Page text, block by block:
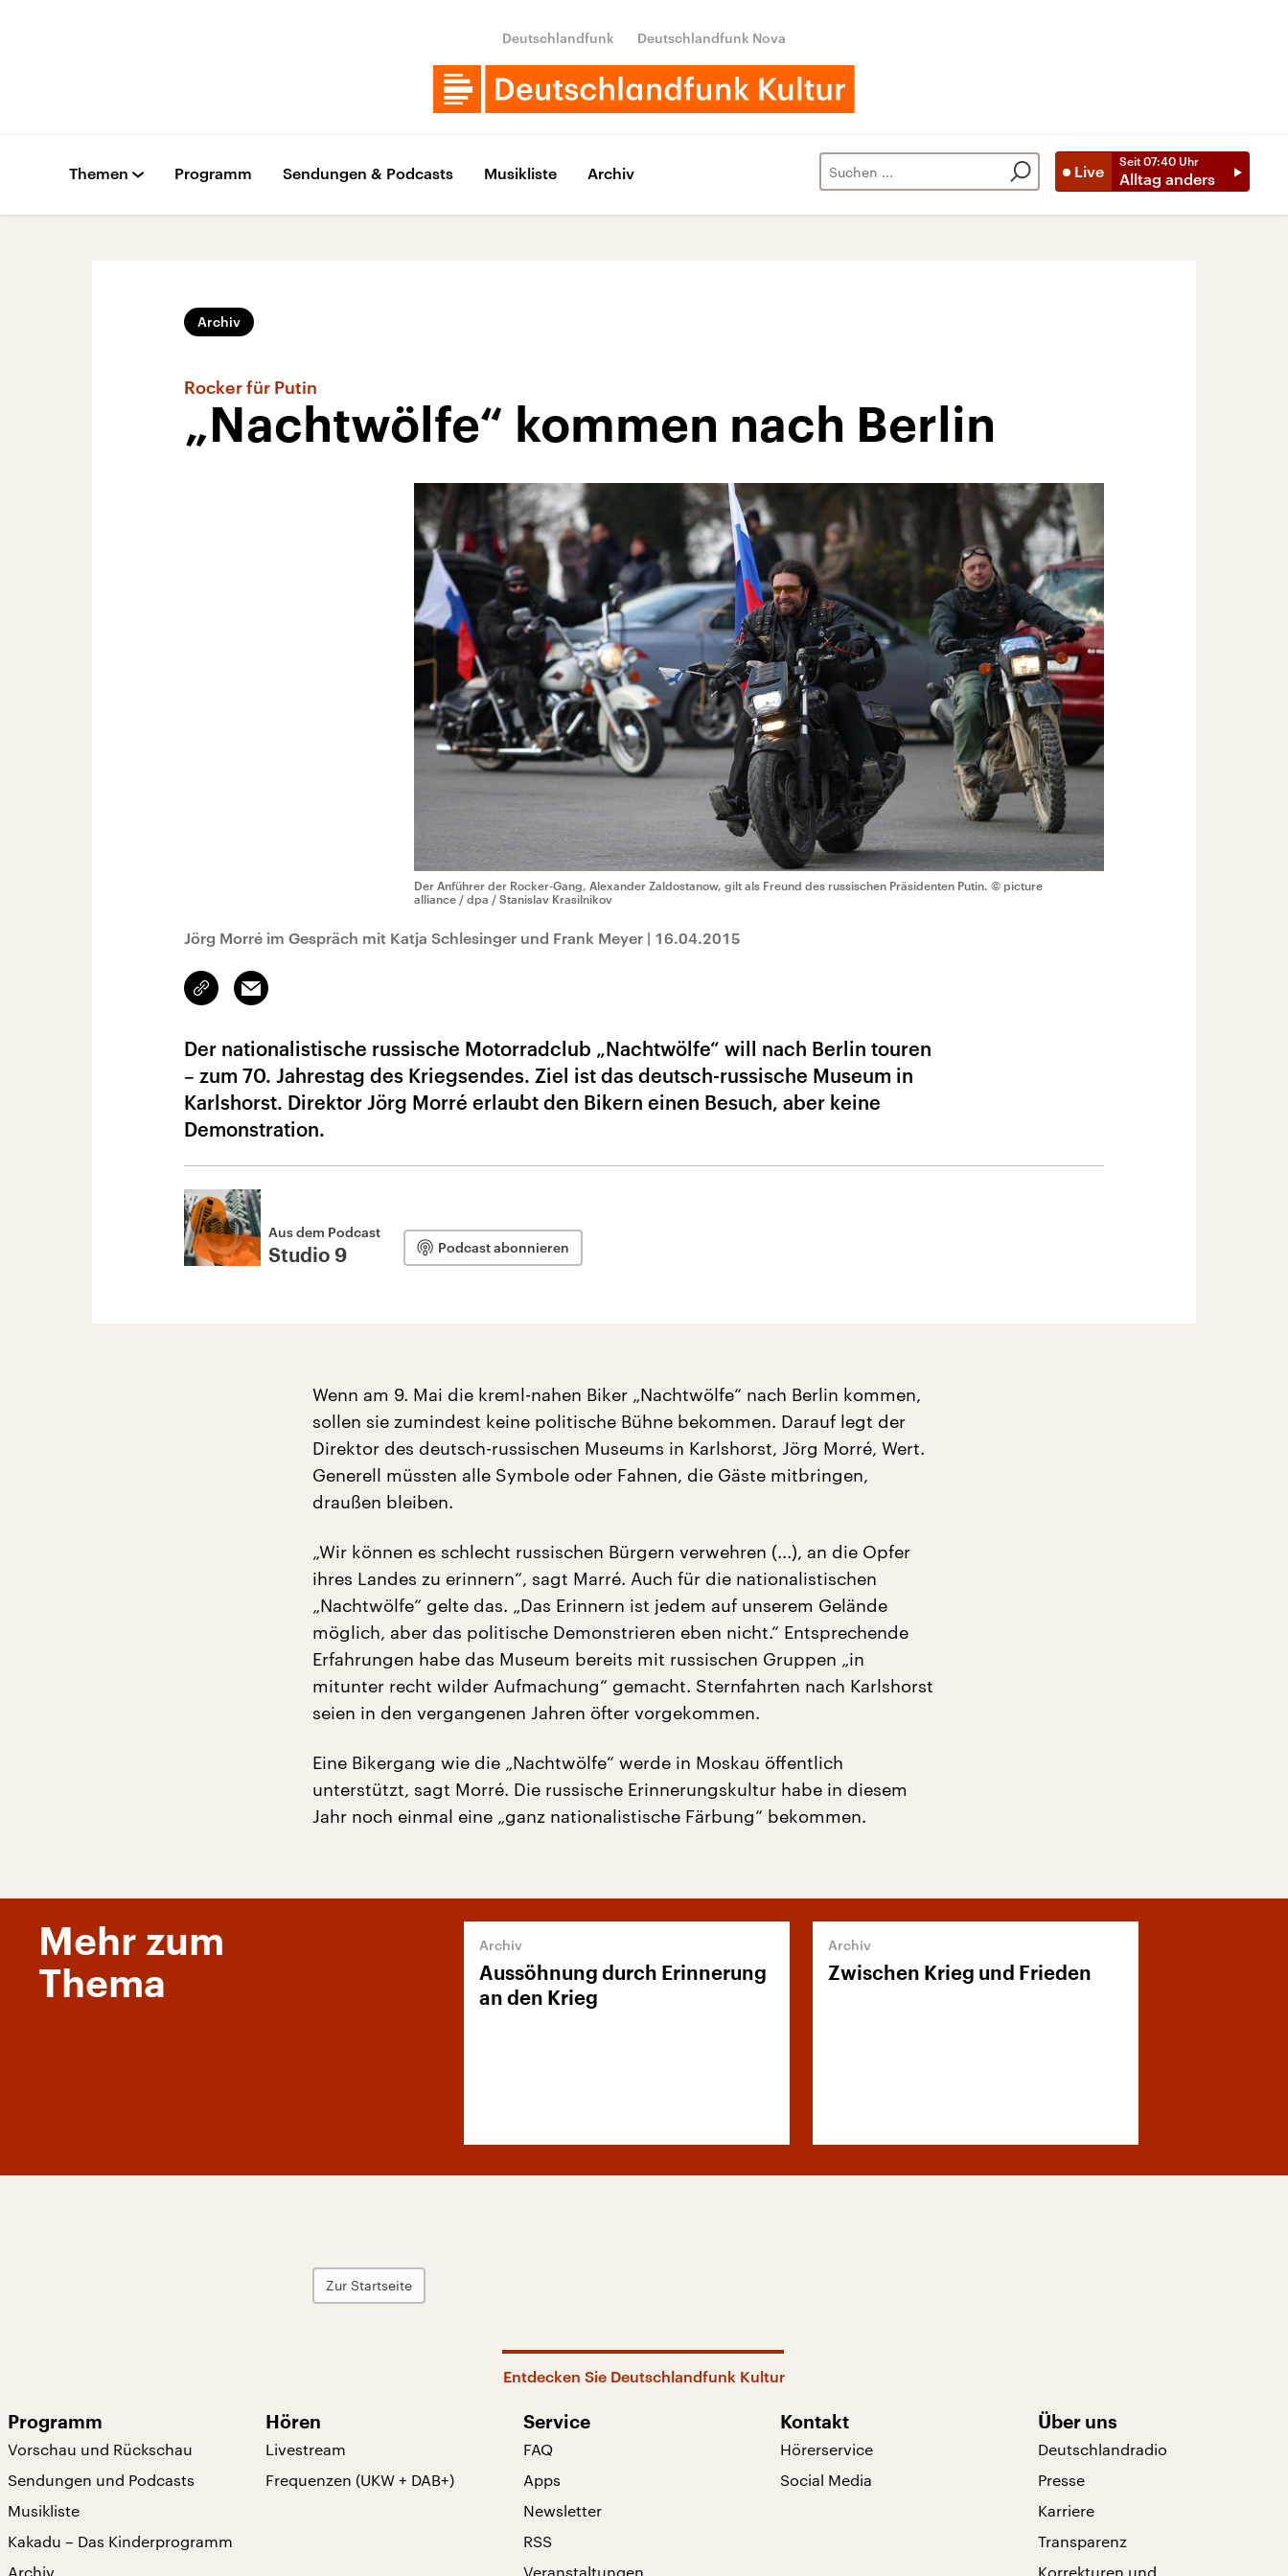
Deutschlandfunk Deutschlandfunk Nova
Live
Seit 07:40 Uhr
Alltag anders
Themen Programm Sendungen & Podcasts Musikliste Archiv
Archiv
Rocker für Putin
„Nachtwölfe“ kommen nach Berlin
Der Anführer der Rocker-Gang, Alexander Zaldostanow, gilt als Freund des russischen Präsidenten Putin. © picture
alliance / dpa / Stanislav Krasilnikov
Jörg Morré im Gespräch mit Katja Schlesinger und Frank Meyer | 16.04.2015
Link
kopieren/teilen
Email
Der nationalistische russische Motorradclub „Nachtwölfe“ will nach Berlin touren
– zum 70. Jahrestag des Kriegsendes. Ziel ist das deutsch-russische Museum in
Karlshorst. Direktor Jörg Morré erlaubt den Bikern einen Besuch, aber keine
Demonstration.
Aus dem Podcast
Studio 9 Podcast abonnieren
Wenn am 9. Mai die kreml-nahen Biker „Nachtwölfe“ nach Berlin kommen,
sollen sie zumindest keine politische Bühne bekommen. Darauf legt der
Direktor des deutsch-russischen Museums in Karlshorst, Jörg Morré, Wert.
Generell müssten alle Symbole oder Fahnen, die Gäste mitbringen,
draußen bleiben.
„Wir können es schlecht russischen Bürgern verwehren (...), an die Opfer
ihres Landes zu erinnern“, sagt Marré. Auch für die nationalistischen
„Nachtwölfe“ gelte das. „Das Erinnern ist jedem auf unserem Gelände
möglich, aber das politische Demonstrieren eben nicht.“ Entsprechende
Erfahrungen habe das Museum bereits mit russischen Gruppen „in
mitunter recht wilder Aufmachung“ gemacht. Sternfahrten nach Karlshorst
seien in den vergangenen Jahren öfter vorgekommen.
Eine Bikergang wie die „Nachtwölfe“ werde in Moskau öffentlich
unterstützt, sagt Morré. Die russische Erinnerungskultur habe in diesem
Jahr noch einmal eine „ganz nationalistische Färbung“ bekommen.
Mehr zum
Thema
Aussöhnung durch Erinnerung
an den Krieg
Zwischen Krieg und Frieden
Zur Startseite
Entdecken Sie Deutschlandfunk Kultur
Programm
Vorschau und Rückschau
Sendungen und Podcasts
Musikliste
Kakadu – Das Kinderprogramm
Archiv
Hören
Livestream
Frequenzen (UKW + DAB+)
Service
FAQ
Apps
Newsletter
RSS
Veranstaltungen
Kontakt
Hörerservice
Social Media
Über uns
Deutschlandradio
Presse
Karriere
Transparenz
Korrekturen und